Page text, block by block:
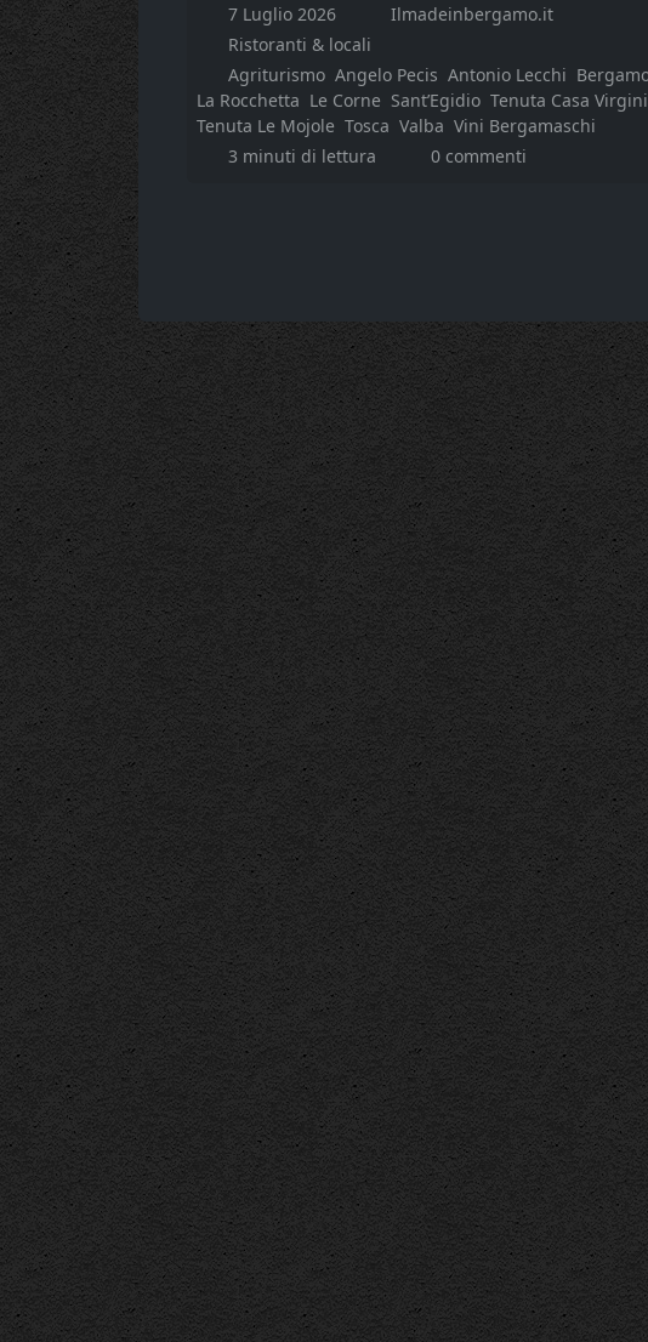
7 Luglio 2026
Ilmadeinbergamo.it
Ristoranti & locali
Agriturismo Angelo Pecis Antonio Lecchi
La Rocchetta Le Corne Sant’Egidio Tenuta Casa
Tenuta Le Mojole Tosca Valba Vini Bergamaschi
3 minuti di lettura
0 commenti